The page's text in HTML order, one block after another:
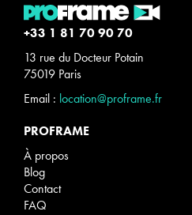
+33 1 81 70 90 70
13 rue du Docteur Potain
75019 Paris
Email : location@proframe.fr
PROFRAME
À propos
Blog
Contact
FAQ